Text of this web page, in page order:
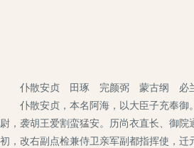
仆散安贞 田琢 完颜弼 蒙古纲 必
仆散安贞，本名阿海，以大臣子充奉御
尉，袭胡王爱割蛮猛安。历尚衣直长、御
初，改右副点检兼侍卫亲军副都指挥使，